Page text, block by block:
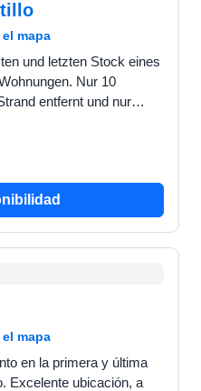
mapa
und letzten Stock eines
Nur 10
entfernt und nur
mapa
en la primera y última
Excelente ubicación, a